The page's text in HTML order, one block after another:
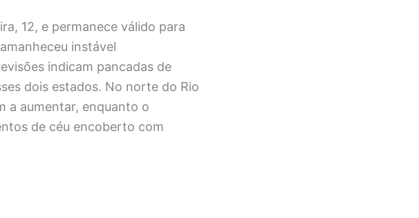
12, e permanece válido para
instável
indicam pancadas de
dois estados. No norte do Rio
a aumentar, enquanto o
de céu encoberto com